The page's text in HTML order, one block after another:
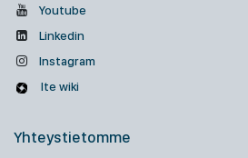
Youtube
Linkedin
Instagram
Ite wiki
Yhteystietomme